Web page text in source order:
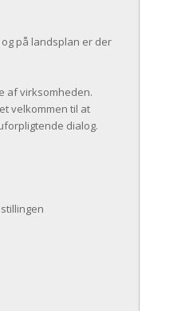
på landsplan er der
af virksomheden.
velkommen til at
dialog.